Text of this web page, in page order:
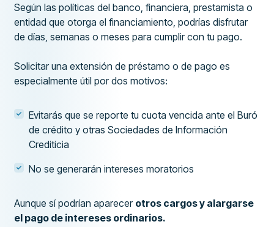
Según las políticas del banco, financiera, prestamista o
entidad que otorga el financiamiento, podrías disfrutar
de días, semanas o meses para cumplir con tu pago.
Solicitar una extensión de préstamo o de pago es
especialmente útil por dos motivos:
Evitarás que se reporte tu cuota vencida ante el Buró
de crédito y otras Sociedades de Información
Crediticia
No se generarán intereses moratorios
Aunque sí podrían aparecer otros cargos y alargarse
el pago de intereses ordinarios.